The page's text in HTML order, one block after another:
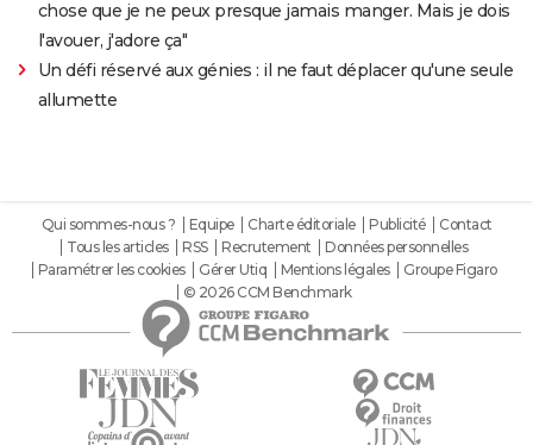
chose que je ne peux presque jamais manger. Mais je dois
l'avouer, j'adore ça"
Un défi réservé aux génies : il ne faut déplacer qu'une seule
allumette
Qui sommes-nous ? Equipe Charte éditoriale Publicité
Contact
Tous les articles
RSS Recrutement
Données personnelles
Paramétrer les cookies
Gérer Utiq Mentions légales
Groupe Figaro
© 2026 CCM Benchmark